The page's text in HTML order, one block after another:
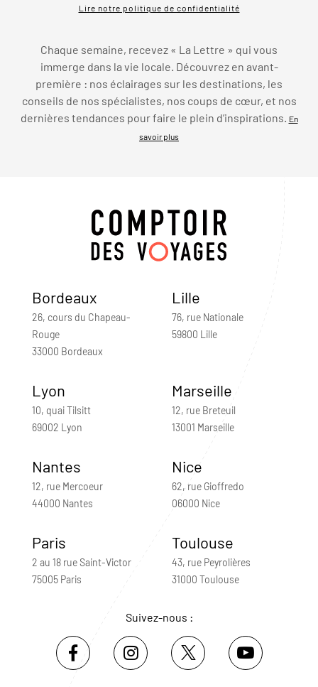
Lire notre politique de confidentialité
Chaque semaine, recevez « La Lettre » qui vous
immerge dans la vie locale. Découvrez en avant-
première : nos éclairages sur les destinations, les
conseils de nos spécialistes, nos coups de cœur, et nos
dernières tendances pour faire le plein d’inspirations.
En
savoir plus
Bordeaux
26, cours du Chapeau-
Rouge
33000 Bordeaux
Lille
76, rue Nationale
59800 Lille
Lyon
10, quai Tilsitt
69002 Lyon
Marseille
12, rue Breteuil
13001 Marseille
Nantes
12, rue Mercoeur
44000 Nantes
Nice
62, rue Gioffredo
06000 Nice
Paris
2 au 18 rue Saint-Victor
75005 Paris
Toulouse
43, rue Peyrolières
31000 Toulouse
Suivez-nous :